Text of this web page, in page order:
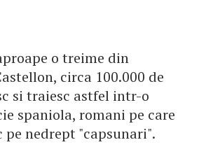
o treime din
circa 100.000 de
si traiesc astfel intr-o
spaniola, romani pe care
nedrept "capsunari".